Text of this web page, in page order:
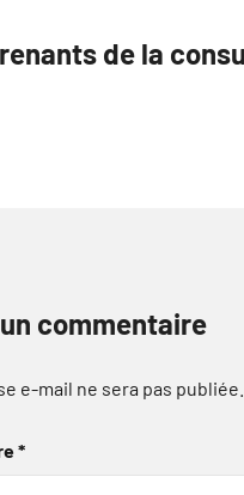
de la
commentaire
e-mail ne sera pas publiée.
*